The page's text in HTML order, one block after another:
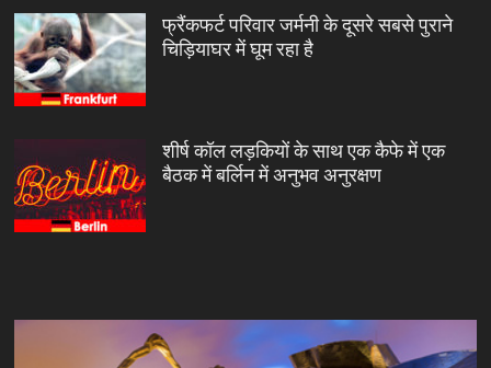
फ्रैंकफर्ट परिवार जर्मनी के दूसरे सबसे पुराने
चिड़ियाघर में घूम रहा है
शीर्ष कॉल लड़कियों के साथ एक कैफे में एक
बैठक में बर्लिन में अनुभव अनुरक्षण